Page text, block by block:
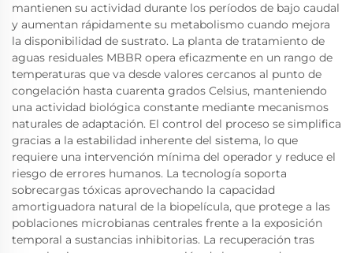
mantienen su actividad durante los períodos de bajo caudal
y aumentan rápidamente su metabolismo cuando mejora
la disponibilidad de sustrato. La planta de tratamiento de
aguas residuales MBBR opera eficazmente en un rango de
temperaturas que va desde valores cercanos al punto de
congelación hasta cuarenta grados Celsius, manteniendo
una actividad biológica constante mediante mecanismos
naturales de adaptación. El control del proceso se simplifica
gracias a la estabilidad inherente del sistema, lo que
requiere una intervención mínima del operador y reduce el
riesgo de errores humanos. La tecnología soporta
sobrecargas tóxicas aprovechando la capacidad
amortiguadora natural de la biopelícula, que protege a las
poblaciones microbianas centrales frente a la exposición
temporal a sustancias inhibitorias. La recuperación tras